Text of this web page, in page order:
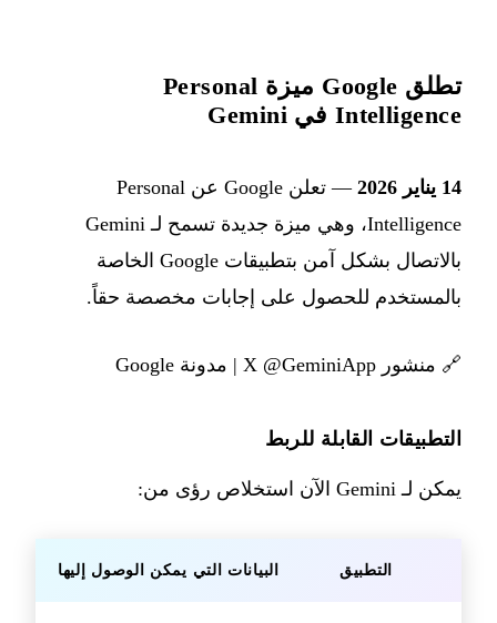
تطلق Google ميزة Personal
Intelligence في Gemini
14 يناير 2026
— تعلن Google عن Personal
Intelligence، وهي ميزة جديدة تسمح لـ Gemini
بالاتصال بشكل آمن بتطبيقات Google الخاصة
بالمستخدم للحصول على إجابات مخصصة حقاً.
🔗 منشور X @GeminiApp | مدونة Google
التطبيقات القابلة للربط
يمكن لـ Gemini الآن استخلاص رؤى من:
التطبيق البيانات التي يمكن الوصول إليها